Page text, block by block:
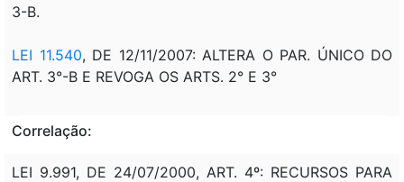
3-B.
LEI 11.540, DE 12/11/2007: ALTERA O PAR. ÚNICO DO
ART. 3°-B E REVOGA OS ARTS. 2° E 3°
Correlação:
LEI 9.991, DE 24/07/2000, ART. 4º: RECURSOS PARA